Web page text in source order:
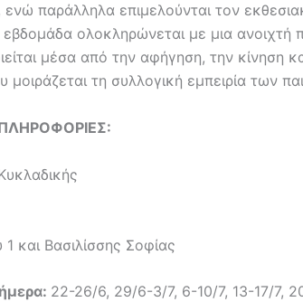
ενώ παράλληλα επιμελούνται τον
ολοκληρώνεται με μια ανοιχτή
μέσα από την αφήγηση, την κίνηση
μοιράζεται τη συλλογική εμπειρία των
και Βασιλίσσης Σοφίας
22-26/6, 29/6-3/7, 6-10/7, 13-17/7,